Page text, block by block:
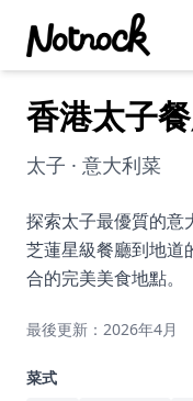
精選活動
博客文章
約會好去處
美食佳餚
香港太子
太子 · 意大利菜
探索太子最優質的意
芝蓮星級餐廳到地道
合的完美美食地點。
最後更新：2026年4月
菜式